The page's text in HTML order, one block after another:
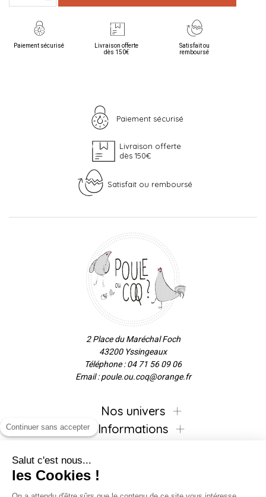
Paiement sécurisé
Livraison offerte
dès 150€
Satisfait ou
remboursé
Paiement sécurisé
Livraison offerte
dès 150€
Satisfait ou remboursé
2 Place du Maréchal Foch
43200 Yssingeaux
Téléphone : 04 71 56 09 06
Email : poule.ou.coq@orange.fr
Nos univers
Informations
Inscrivez-vous à la newsletter !
Continuer sans accepter
Salut c'est nous...
les Cookies !